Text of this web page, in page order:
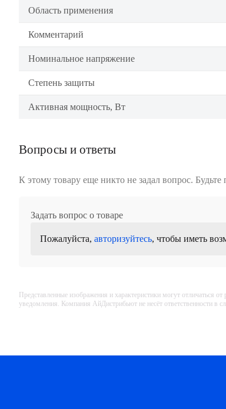
Область применения
Комментарий
Номинальное напряжение
Степень защиты
Активная мощность, Вт
Вопросы и ответы
К этому товару еще никто не задал вопрос.
Задать вопрос о товаре
Пожалуйста, авторизуйтесь, чтобы иметь
Представленные изображения и характеристики могут отличаться
уведомления. Компания АйДистрибьют не несёт ответственности в